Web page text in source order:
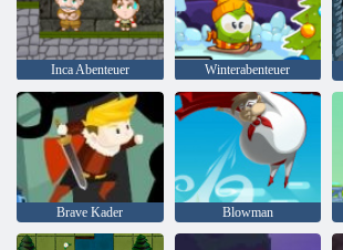
Inca Abenteuer Winterabenteuer
Brave Kader Blowman